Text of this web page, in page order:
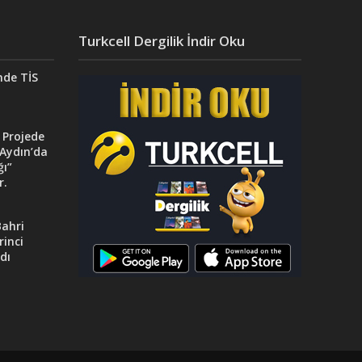
TİS
Turkcell Dergilik İndir Oku